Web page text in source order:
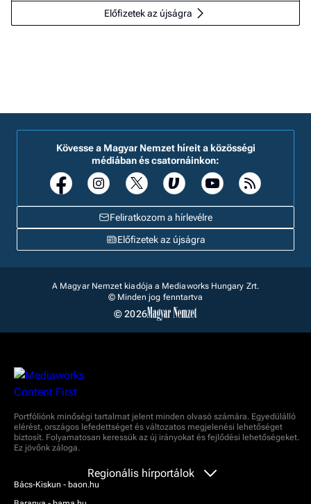
Előfizetek az újságra
Feliratkozom a hírlevélre
Kövesse a Magyar Nemzet híreit a közösségi
médiában és csatornáinkon:
Előfizetek az újságra
A Magyar Nemzet kiadója a Mediaworks Hungary Zrt.
© Minden jog fenntartva
© 2026
Portfóliónk minőségi tartalmat jelent minden olvasó számára. Egyedülálló
elérést, országos lefedettséget és változatos megjelenési lehetőséget
biztosít. Folyamatosan keressük az új irányokat és fejlődési lehetőségeket.
Ez jövőnk záloga.
Regionális hírportálok
Bács-Kiskun - baon.hu